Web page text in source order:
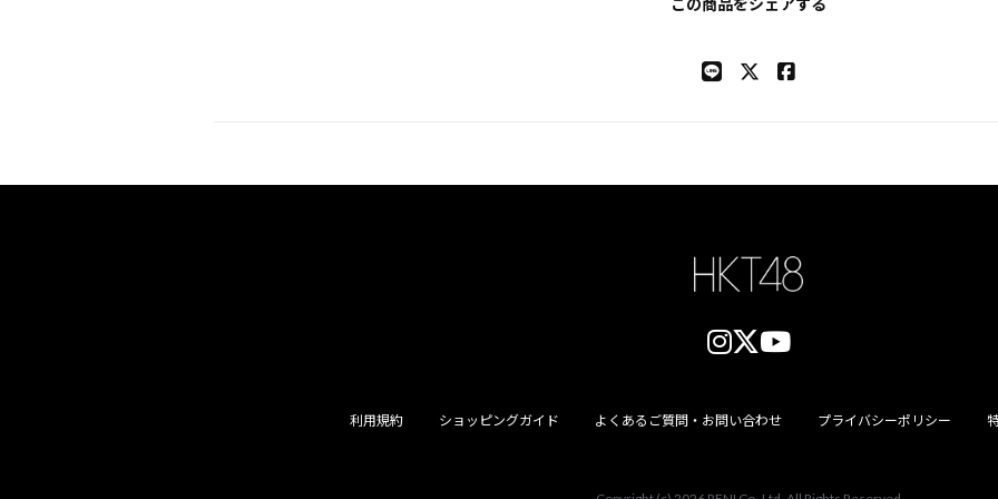
この商品をシェアする
利用規約 ショッピングガイド よくあるご質問・お問い合わせ プライバシーポリシー